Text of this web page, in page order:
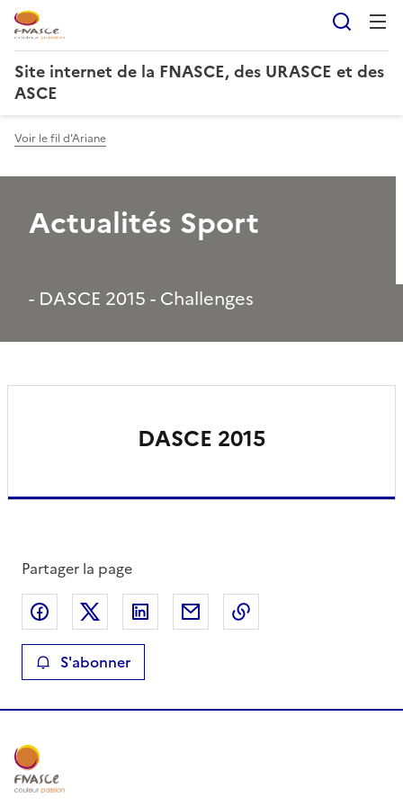
Site internet de la FNASCE, des URASCE et des
ASCE
Voir le fil d'Ariane
Actualités Sport
- DASCE 2015 - Challenges
DASCE 2015
Partager la page
Partager sur Facebook
Partager sur XPartager sur LinkedIn
Partager par email
S'abonner